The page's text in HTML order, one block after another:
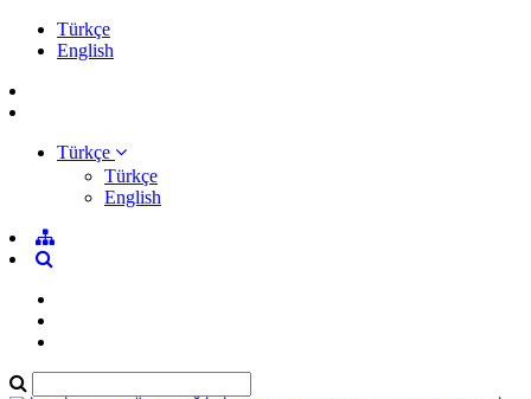
Türkçe
English
Türkçe
Türkçe
English